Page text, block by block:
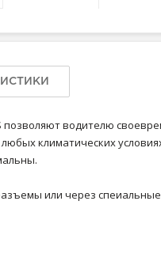
водителю
климатических
или через